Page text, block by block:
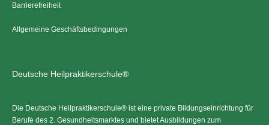
Barrierefreiheit
Allgemeine Geschäftsbedingungen
Deutsche Heilpraktikerschule®
Die Deutsche Heilpraktikerschule® ist eine private Bildungseinrichtung für
Berufe des 2. Gesundheitsmarktes und bietet Ausbildungen zum